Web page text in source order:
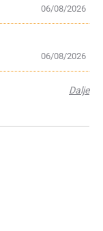
06/08/2026
06/08/2026
Dalje